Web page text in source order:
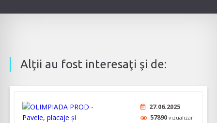
Alţii au fost interesaţi şi de:
27.06.2025
57890 vizualizari